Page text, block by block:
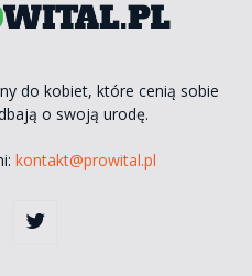
do kobiet, które cenią sobie
o swoją urodę.
kontakt@prowital.pl